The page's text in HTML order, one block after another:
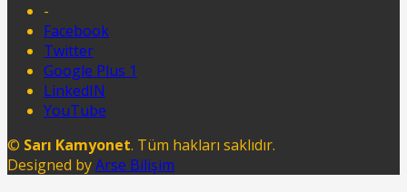
-
Facebook
Twitter
Google Plus 1
LinkedIN
YouTube
© Sarı Kamyonet. Tüm hakları saklıdır.
Designed byArse Bilişim